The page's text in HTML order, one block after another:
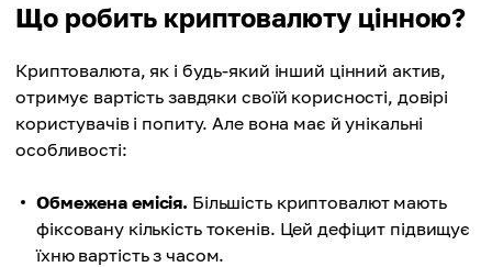
Що робить криптовалюту цінною?
Криптовалюта, як і будь-який інший цінний актив,
отримує вартість завдяки своїй корисності, довірі
користувачів і попиту. Але вона має й унікальні
особливості:
Обмежена емісія. Більшість криптовалют мають
фіксовану кількість токенів. Цей дефіцит підвищує
їхню вартість з часом.